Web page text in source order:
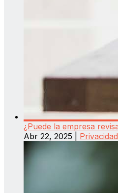
¿Puede la empresa
Abr 22, 2025
Privacidad